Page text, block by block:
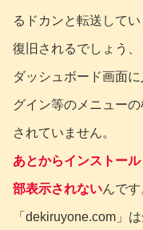
るドカンと転送して
復旧されるでしょう
ダッシュボード画面
グイン等のメニュー
されていません。
あとからインストー
部表示されないんで
「dekiruyone.com」